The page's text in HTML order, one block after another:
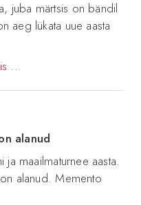
juba märtsis on bändil
aeg lükata uue aasta
...
alanud
maailmaturnee aasta.
alanud. Memento